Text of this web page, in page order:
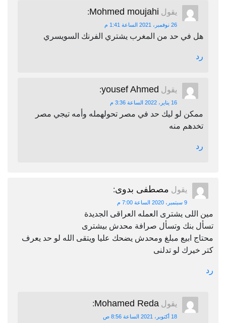
يقول Mohmed moujahi
:
26 نوفمبر، 2021 الساعة 1:41 م
هل في حد من المغرب يشتري الفرنك السويسري
رد
يقول yousef Ahmed
:
16 يناير، 2022 الساعة 3:36 م
ممكن لو ليك حد في مصر تحولهمله وأمه تيجي مصر
تخدهم منه
رد
يقول مصطفى بدوى:
9 سبتمبر، 2020 الساعة 7:00 م
مين اللى يشترى العمله العراقى الجديدة
تسأل بنك وتسأل صرافة محدش بيشترى
محتاج ابيع مبلغ ومحدش يضحك عليا ويتقى الله لو حد يعرف
كتر خيرك لو تدلنى
رد
يقول Mohamed Reda
:
18 أكتوبر، 2021 الساعة 8:56 ص